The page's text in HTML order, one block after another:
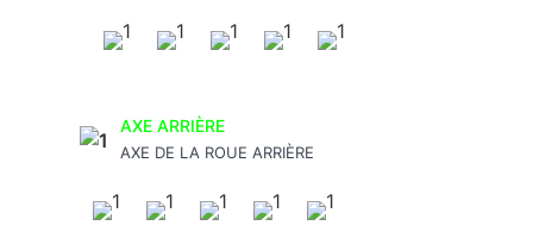
AXE ARRIÈRE
AXE DE LA ROUE ARRIÈRE